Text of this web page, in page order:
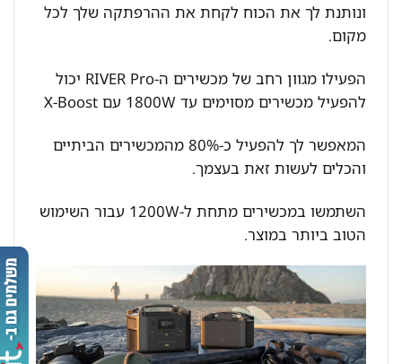
ונותנת לך את הכוח לקחת את ההרפתקה שלך לכל
מקום.
הפעילו מגוון רחב של מכשירים ה-RIVER Pro יכול
להפעיל מכשירים מסוימים עד 1800W עם X-Boost
המאפשר לך להפעיל כ-80% מהמכשירים הביתיים
והכלים לעשות זאת בעצמך.
השתמשו במכשירים מתחת ל-1200W עבור השימוש
הטוב ביותר במוצר.